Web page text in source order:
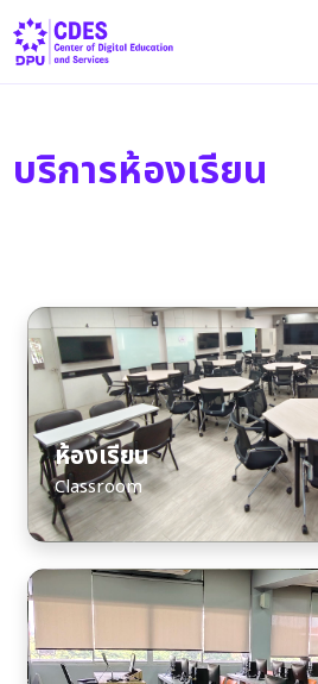
บริการห้องเรียน
ห้องเรียน
Classroom